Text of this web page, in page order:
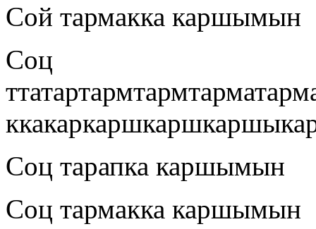
Сой тармакка каршымын
Соц
Соц тарапка каршымын
Соц тармакка каршымын